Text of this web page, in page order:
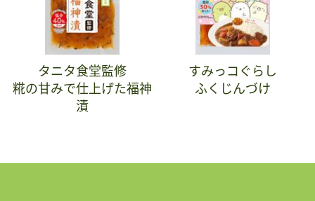
タニタ食堂監修
糀の甘みで仕上げた福神
漬
すみっコぐらし
ふくじんづけ